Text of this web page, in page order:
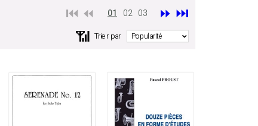
⏮️ ⏪ 01 02 03 ⏩ ⏭️
📶 Trier par